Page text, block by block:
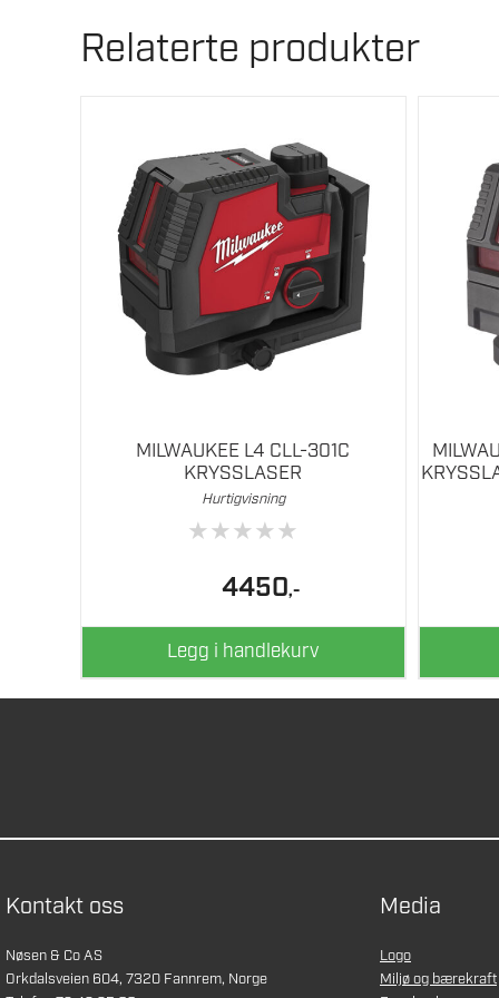
Relaterte produkter
MILWAUKEE L4 CLL-301C
KRYSSLASER
Hurtigvisning
★★★★★
4450,-
Legg i handlekurv
Kontakt oss
Nøsen & Co AS
Orkdalsveien 604, 7320 Fannrem, Norge
Media
Logo
Miljø og bærekraft